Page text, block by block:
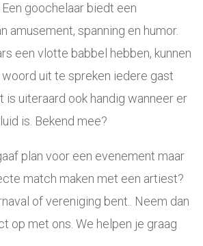
goochelaar biedt een
amusement, spanning en humor.
een vlotte babbel hebben, kunnen
uit te spreken iedere gast
is uiteraard ook handig wanneer er
is. Bekend mee?
plan voor een evenement maar
match maken met een artiest?
of vereniging bent.. Neem dan
op met ons. We helpen je graag